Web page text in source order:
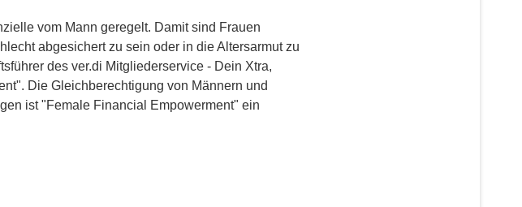
vom Mann geregelt. Damit sind Frauen
abgesichert zu sein oder in die Altersarmut zu
des ver.di Mitgliederservice - Dein Xtra,
Die Gleichberechtigung von Männern und
ist "Female Financial Empowerment" ein